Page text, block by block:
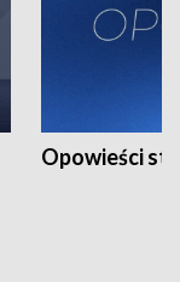
Opowieści